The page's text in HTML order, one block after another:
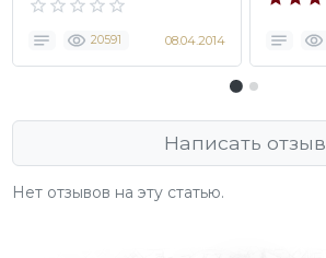
20591 08.04.2014
Написать отзыв
Нет отзывов на эту статью.